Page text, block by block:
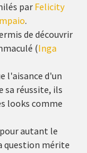
par Felicity
.
de découvrir
(Inga
l'aisance d'un
sa réussite, ils
looks comme
autant le
question mérite